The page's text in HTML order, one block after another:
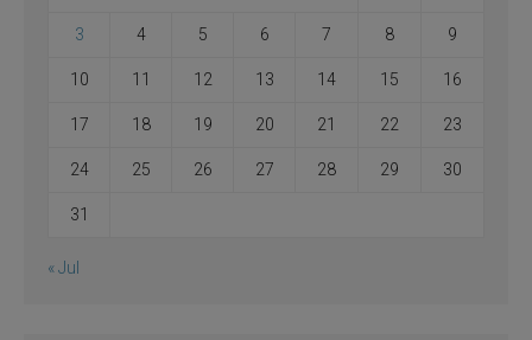
3 4 5 6 7 8 9
10 11 12 13 14 15 16
17 18 19 20 21 22 23
24 25 26 27 28 29 30
31
« Jul